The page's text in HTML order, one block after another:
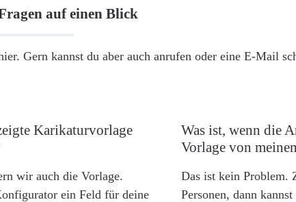
auf einen Blick
Gern kannst du aber auch anrufen oder eine E-Mail
Karikaturvorlage
wir auch die Vorlage.
ein Feld für deine
Was ist, wenn die
Vorlage von
Das ist kein Problem.
Personen, dann